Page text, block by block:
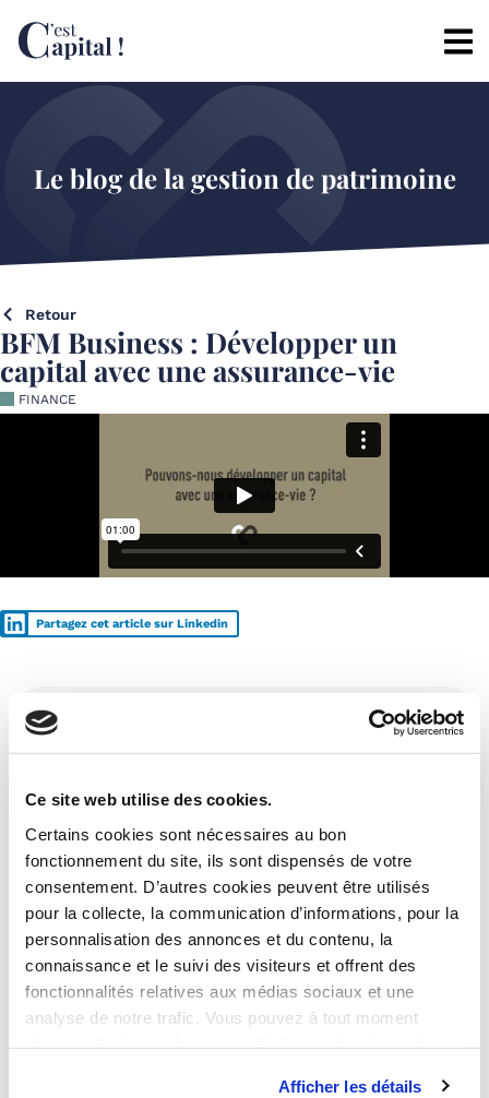
Ce site web utilise des cookies.
Certains cookies sont nécessaires au bon
fonctionnement du site, ils sont dispensés de votre
consentement. D’autres cookies peuvent être utilisés
pour la collecte, la communication d’informations, pour la
personnalisation des annonces et du contenu, la
connaissance et le suivi des visiteurs et offrent des
fonctionnalités relatives aux médias sociaux et une
analyse de notre trafic. Vous pouvez à tout moment
Afficher les détails
Le blog de la gestion de patrimoine
Retour
BFM Business : Développer un
capital avec une assurance-vie
FINANCE
Partagez cet article sur Linkedin
Ces articles pourraient aussi vous
intéresser :
Le logement idéal des français en 2022